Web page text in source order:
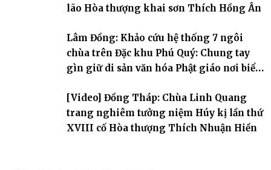
lão Hòa thượng khai sơn Thích Hồng Ân
Lâm Đồng: Khảo cứu hệ thống 7 ngôi
chùa trên Đặc khu Phú Quý: Chung tay
gìn giữ di sản văn hóa Phật giáo nơi biển
[Video] Đồng Tháp: Chùa Linh Quang
trang nghiêm tưởng niệm Húy kị lần thứ
XVIII cố Hòa thượng Thích Nhuận Hiền